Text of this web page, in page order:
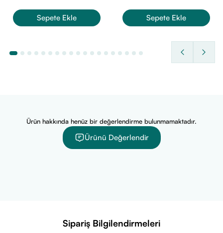
Sepete Ekle
Karnosin-40 Kapsül
Sepete Ekle
Ürün hakkında henüz bir değerlendirme bulunmamaktadır.
Ürünü Değerlendir
Sipariş Bilgilendirmeleri